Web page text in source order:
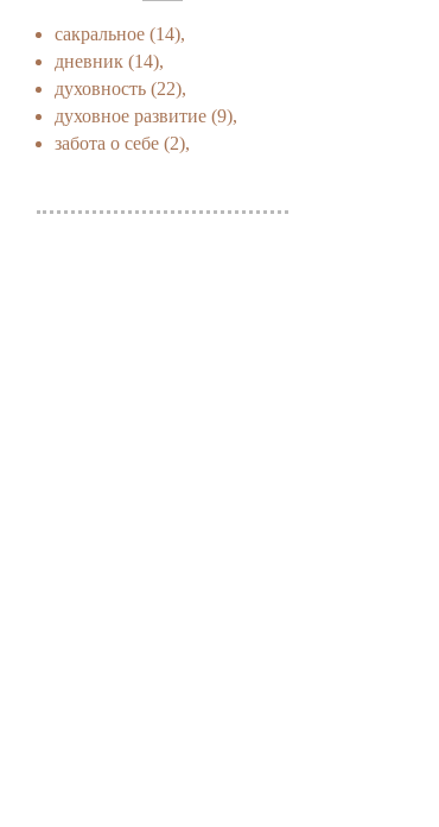
сакральное (14),
дневник (14),
духовность (22),
духовное развитие (9),
забота о себе (2),